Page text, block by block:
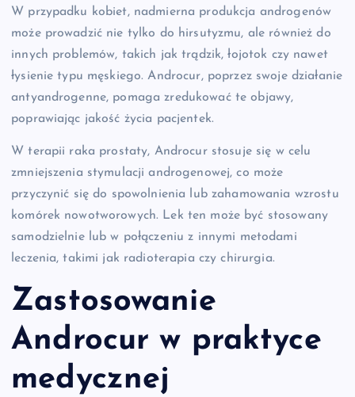
W przypadku kobiet, nadmierna produkcja androgenów
może prowadzić nie tylko do hirsutyzmu, ale również do
innych problemów, takich jak trądzik, łojotok czy nawet
łysienie typu męskiego. Androcur, poprzez swoje działanie
antyandrogenne, pomaga zredukować te objawy,
poprawiając jakość życia pacjentek.
W terapii raka prostaty, Androcur stosuje się w celu
zmniejszenia stymulacji androgenowej, co może
przyczynić się do spowolnienia lub zahamowania wzrostu
komórek nowotworowych. Lek ten może być stosowany
samodzielnie lub w połączeniu z innymi metodami
leczenia, takimi jak radioterapia czy chirurgia.
Zastosowanie
Androcur w praktyce
medycznej